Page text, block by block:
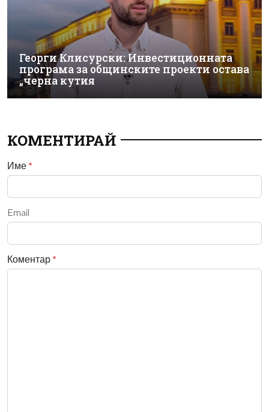
Георги Клисурски: Инвестиционната
програма за общинските проекти остава
„черна кутия
КОМЕНТИРАЙ
Име *
Email
Коментар *